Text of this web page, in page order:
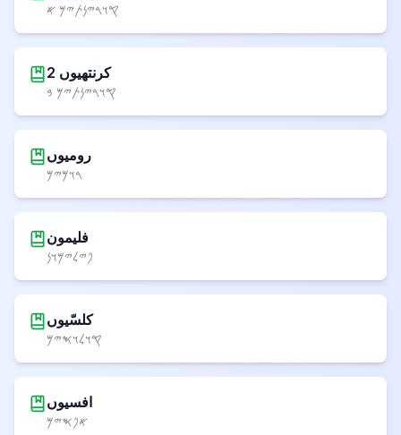
𐤒𐤅𐤓𐤉𐤍𐤕𐤉𐤌 𐤀
2 کرنتھیوں
𐤒𐤅𐤓𐤉𐤍𐤕𐤉𐤌 𐤁
رومیوں
𐤓𐤅𐤌𐤉𐤌
فلیمون
𐤐𐤉𐤋𐤉𐤌𐤅𐤍
کلسّیوں
𐤒𐤅𐤋𐤅𐤎𐤉𐤌
افسیوں
𐤀𐤐𐤎𐤉𐤌